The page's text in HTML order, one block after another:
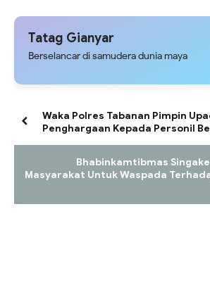
Tatag Gianyar
Berselancar di samudera dunia maya
Waka Polres Tabanan Pimpin
Penghargaan Kepada Personil
Bhabinkamtibmas
Masyarakat Untuk Waspada